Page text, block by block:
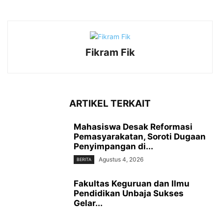
Fikram Fik
ARTIKEL TERKAIT
Mahasiswa Desak Reformasi
Pemasyarakatan, Soroti Dugaan
Penyimpangan di...
BERITA Agustus 4, 2026
Fakultas Keguruan dan Ilmu
Pendidikan Unbaja Sukses
Gelar...